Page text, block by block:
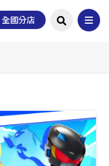
全國分店